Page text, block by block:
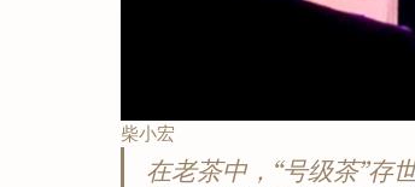
柴小宏
在老茶中，“号级茶”存